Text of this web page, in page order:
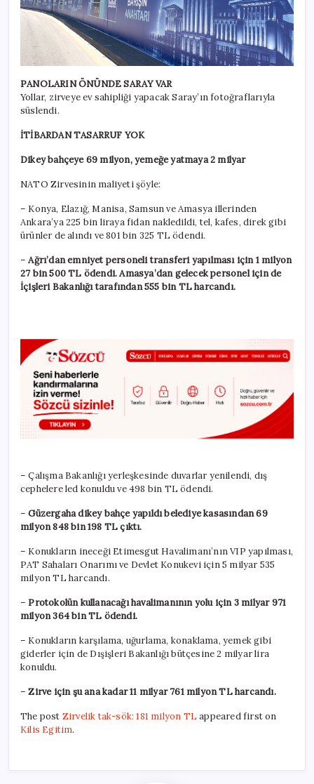
PANOLARIN ÖNÜNDE SARAY VAR
Yollar, zirveye ev sahipliği yapacak Saray’ın fotoğraflarıyla
süslendi.
İTİBARDAN TASARRUF YOK
Dikey bahçeye 69 milyon, yemeğe yatmaya 2 milyar
NATO Zirvesinin maliyeti şöyle:
– Konya, Elazığ, Manisa, Samsun ve Amasya illerinden
Ankara’ya 225 bin liraya fidan nakledildi, tel, kafes, direk gibi
ürünler de alındı ve 801 bin 325 TL ödendi.
–Ağrı’dan emniyet personeli transferi yapılması için 1 milyon
27 bin 500 TL ödendi. Amasya’dan gelecek personel için de
İçişleri Bakanlığı tarafından 555 bin TL harcandı.
– Çalışma Bakanlığı yerleşkesinde duvarlar yenilendi, dış
cephelere led konuldu ve 498 bin TL ödendi.
–Güzergaha dikey bahçe yapıldı belediye kasasından 69
milyon 848 bin 198 TL çıktı.
– Konukların ineceği Etimesgut Havalimanı’nın VIP yapılması,
PAT Sahaları Onarımı ve Devlet Konukevi için 5 milyar 535
milyon TL harcandı.
–Protokolün kullanacağı havalimanının yolu için 3 milyar 971
milyon 364 bin TL ödendi.
– Konukların karşılama, uğurlama, konaklama, yemek gibi
giderler için de Dışişleri Bakanlığı bütçesine 2 milyar lira
konuldu.
–Zirve için şu ana kadar 11 milyar 761 milyon TL harcandı.
The post Zirvelik tak-sök: 181 milyon TL appeared first on
Kilis Egitim.